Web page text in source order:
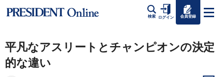
検索 ログイン 会員登録
平凡なアスリートとチャンピオンの決定
的な違い